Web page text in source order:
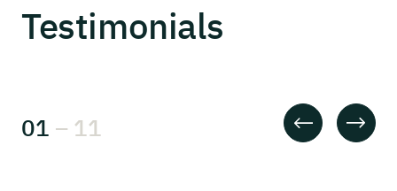
Testimonials
01 – 11